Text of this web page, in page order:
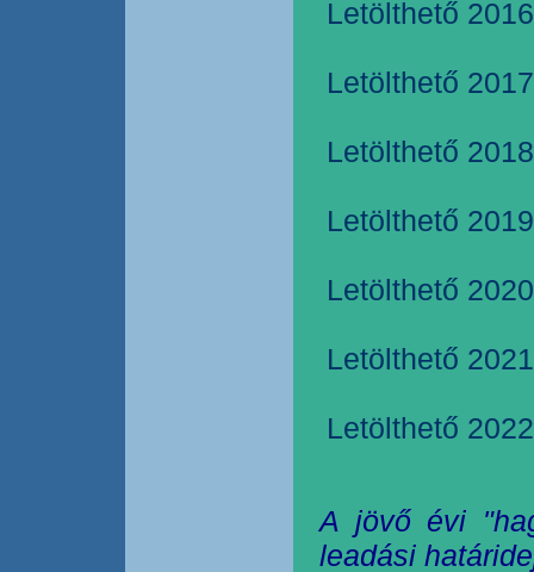
Letölthető
Letölthető
Letölthető
Letölthető
Letölthető
Letölthető
Letölthető
A jövő évi
leadási